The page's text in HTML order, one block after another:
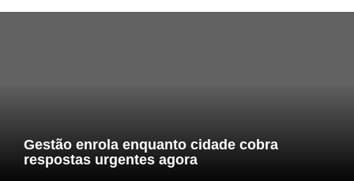
Gestão enrola enquanto cidade cobra
respostas urgentes agora